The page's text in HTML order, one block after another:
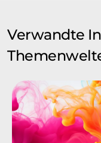
Verwandte